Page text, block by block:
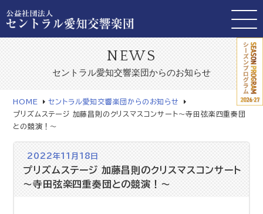
NEWS
セントラル愛知交響楽団からのお知らせ
HOME
セントラル愛知交響楽団からのお知らせ
プリズムステージ 加藤昌則のクリスマスコンサート～寺田弦楽四重奏団
との競演！～
2022年11月18日
プリズムステージ 加藤昌則のクリスマスコンサート
～寺田弦楽四重奏団との競演！～